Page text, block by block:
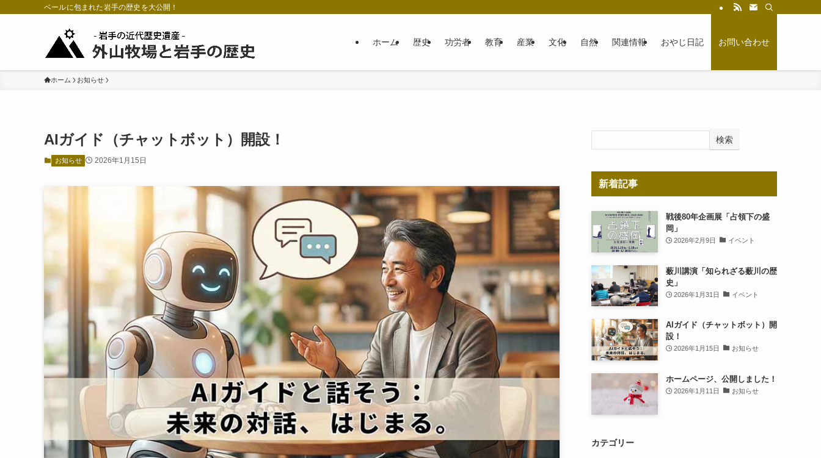
ベールに包まれた岩手の歴史を大公開！
ホーム 歴史 功労者 教育 産業 文化 自然 関連情報 おやじ日記 お問い合わせ
ホーム お知らせ
AIガイド（チャットボット）開設！
お知らせ 2026年1月15日
検索
新着記事
戦後80年企画展「占領下の盛
岡」
2026年2月9日 イベント
薮川講演「知られざる薮川の歴
史」
2026年1月31日 イベント
AIガイド（チャットボット）開
設！
2026年1月15日 お知らせ
ホームページ、公開しました！
2026年1月11日 お知らせ
カテゴリー